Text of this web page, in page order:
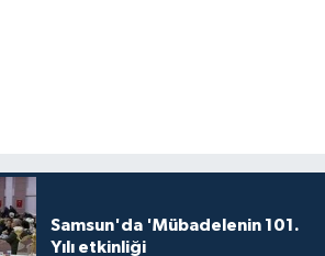
Samsun'da 'Mübadelenin 101.
Yılı etkinliği